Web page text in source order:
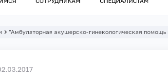
"Амбулаторная акушерско-гинекологическая помощь